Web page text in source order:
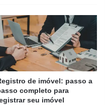
de imóvel: passo a
completo para
seu imóvel